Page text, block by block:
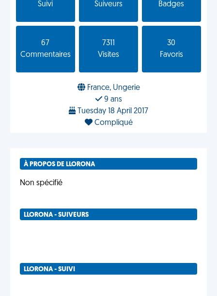
Suivi
Suiveurs
Badges
67
Commentaires
7311
Visites
30
Favoris
France, Ungerie
9 ans
Tuesday 18 April 2017
Compliqué
À PROPOS DE LLORONA
Non spécifié
LLORONA - SUIVEURS
LLORONA - SUIVI